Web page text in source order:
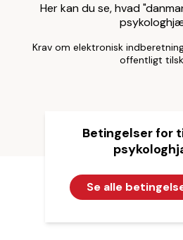
Her kan du se, hvad
Krav om elektronisk
offentligt
Betingelser for
Se alle